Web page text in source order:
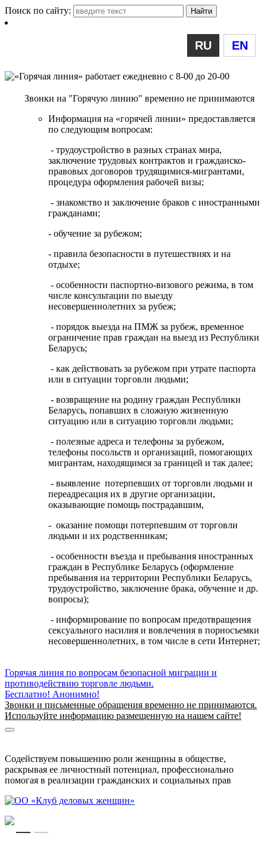
Поиск по сайту:
RU EN
Звонки на "Горячую линию" временно не принимаются
Информация на «горячей линии» предоставляется
по следующим вопросам:
- трудоустройство в разных странах мира,
заключение трудовых контрактов и гражданско-
правовых договоров трудящимися-мигрантами,
процедура оформления рабочей визы;
- знакомство и заключение браков с иностранными
гражданами;
- обучение за рубежом;
- правила безопасности в путешествиях и на
отдыхе;
- особенности паспортно-визового режима, в том
числе консультации по выезду
несовершеннолетних за рубеж;
- порядок выезда на ПМЖ за рубеж, временное
ограничение прав граждан на выезд из Республики
Беларусь;
- как действовать за рубежом при утрате паспорта
или в ситуации торговли людьми;
- возвращение на родину граждан Республики
Беларусь, попавших в сложную жизненную
ситуацию или в ситуацию торговли людьми;
- полезные адреса и телефоны за рубежом,
телефоны посольств и организаций, помогающих
мигрантам, находящимся за границей и так далее;
- выявление потерпевших от торговли людьми и
переадресация их в другие организации,
оказывающие помощь пострадавшим,
- оказание помощи потерпевшим от торговли
людьми и их родственникам;
- особенности въезда и пребывания иностранных
граждан в Республике Беларусь (оформление
пребывания на территории Республики Беларусь,
трудоустройство, заключение брака, обучение и др.
вопросы);
- информирование по вопросам предотвращения
сексуального насилия и вовлечения в порносъемки
несовершеннолетних, в том числе в сети Интернет;
Горячая линия по вопросам безопасной миграции и
противодействию торговле людьми.
Бесплатно! Анонимно!
Звонки и письменные обращения временно не принимаются.
Используйте информацию размещенную на нашем сайте!
Содействуем повышению роли женщины в обществе,
раскрывая ее личностный потенциал, профессионально
помогая в реализации гражданских и социальных прав
RUEN